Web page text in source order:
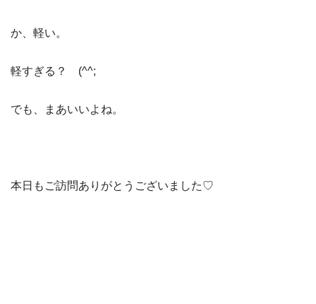
か、軽い。
軽すぎる？ (^^;
でも、まあいいよね。
本日もご訪問ありがとうございました♡